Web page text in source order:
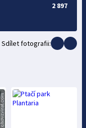
2 897
Sdílet fotografii: